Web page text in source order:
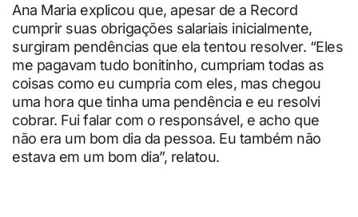
Ana Maria explicou que, apesar de a Record
cumprir suas obrigações salariais inicialmente,
surgiram pendências que ela tentou resolver. “Eles
me pagavam tudo bonitinho, cumpriam todas as
coisas como eu cumpria com eles, mas chegou
uma hora que tinha uma pendência e eu resolvi
cobrar. Fui falar com o responsável, e acho que
não era um bom dia da pessoa. Eu também não
estava em um bom dia”, relatou.